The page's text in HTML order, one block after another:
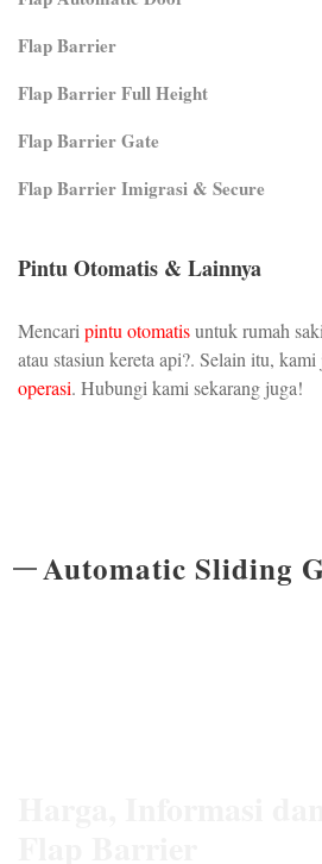
Flap Barrier
Flap Barrier Full Height
Flap Barrier Gate
Flap Barrier Imigrasi & Secure
Pintu Otomatis & Lainnya
Mencari pintu otomatisuntuk rumah
atau stasiun kereta api?. Selain itu,
operasi. Hubungi kami sekarang juga!
Automatic Sliding